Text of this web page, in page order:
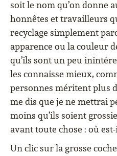
soit le nom qu’on donne
honnêtes et travailleurs
recyclage simplement
apparence ou la couleur
qu’ils sont un peu
les connaisse mieux,
personnes méritent plus
me dis que je ne mettrai
moins qu’ils soient
avant toute chose : où est-
Un clic sur la grosse